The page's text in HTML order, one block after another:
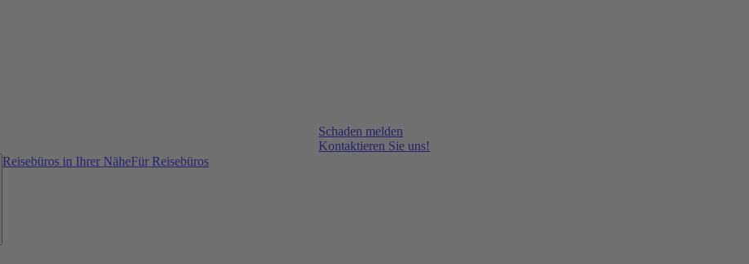
Schaden melden
Kontaktieren Sie uns!
Reisebüros in Ihrer NäheFür Reisebüros